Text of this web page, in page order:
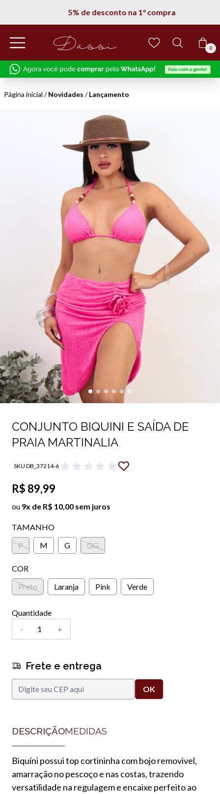
5% de desconto na 1° compra
0
Página inicial /Novidades /Lançamento
CONJUNTO BIQUINI E SAÍDA DE
PRAIA MARTINALIA
SKU DB_37214-6
R$ 89,99
ou 9x de R$ 10,00 sem juros
TAMANHO
P
M G GG
COR
Preto
Laranja Pink Verde
Quantidade
-
+
Frete e entrega
DESCRIÇÃOMEDIDAS
Biquíni possui top cortininha com bojo removivel,
amarração no pescoço e nas costas, trazendo
versatilidade na regulagem e encaixe perfeito ao